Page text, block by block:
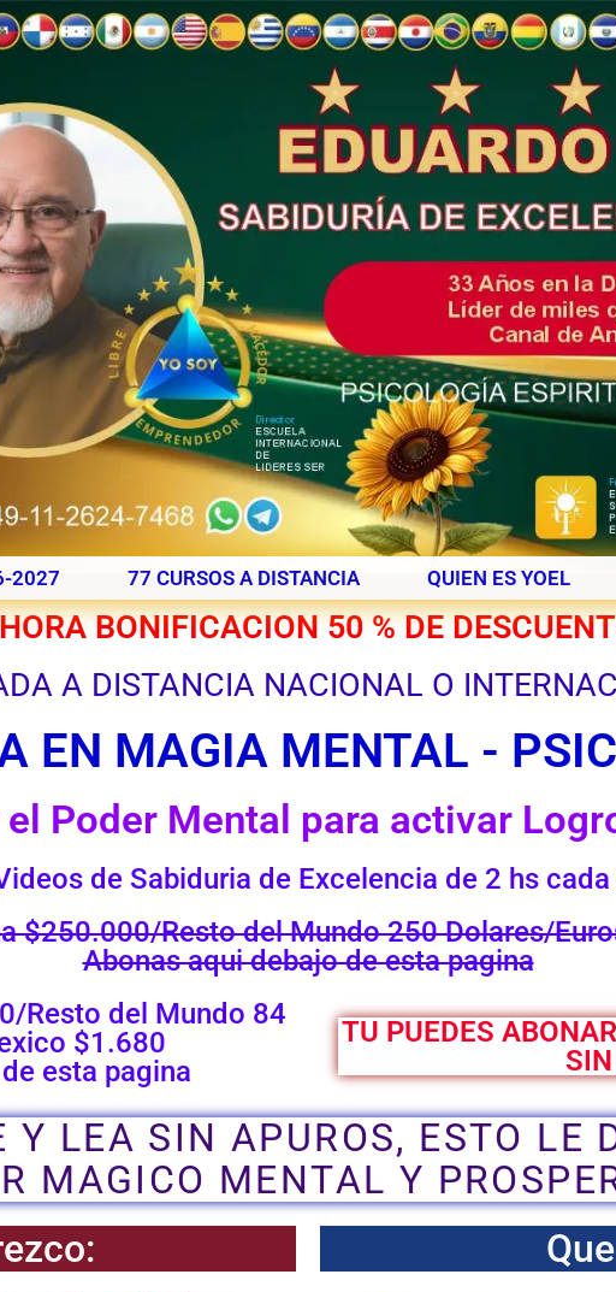
2027 77 CURSOS A DISTANCIA QUIEN ES YOEL
BONIFICACION 50 % DE
A DISTANCIA NACIONAL O
EN MAGIA MENTAL -
Poder Mental para activar
de Sabiduria de Excelencia de 2 hs cada
$250.000/Resto del Mundo 250 Dolares/
Abonas aqui debajo de esta pagina
Resto del Mundo 84
$1.680
esta pagina
TU PUEDES
Y LEA SIN APUROS, ESTO LE
MAGICO MENTAL Y